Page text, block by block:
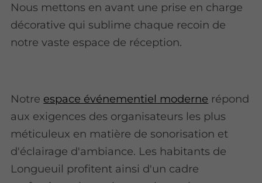
Nous mettons en avant une prise en charge
décorative qui sublime chaque recoin de
notre vaste espace de réception.
Notre espace événementiel moderne répond
aux exigences des organisateurs les plus
méticuleux en matière de sonorisation et
d'éclairage d'ambiance. Les habitants de
Longueuil profitent ainsi d'un cadre